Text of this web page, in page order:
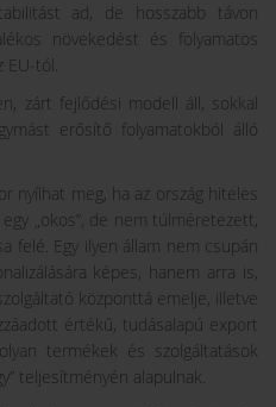
ad, de hosszabb távon
növekedést és folyamatos
EU-tól.
zárt fejlődési modell áll, sokkal
erősítő folyamatokból álló
nyílhat meg, ha az ország hiteles
„okos”, de nem túlméretezett,
felé. Egy ilyen állam nem csupán
képes, hanem arra is,
központtá emelje, illetve
értékű, tudásalapú export
termékek és szolgáltatások
teljesítményén alapulnak.